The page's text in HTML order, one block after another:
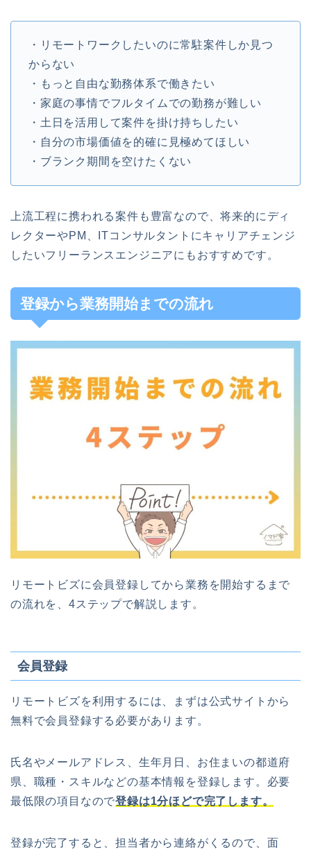
・リモートワークしたいのに常駐案件しか見つ
からない
・もっと自由な勤務体系で働きたい
・家庭の事情でフルタイムでの勤務が難しい
・土日を活用して案件を掛け持ちしたい
・自分の市場価値を的確に見極めてほしい
・ブランク期間を空けたくない
上流工程に携われる案件も豊富なので、将来的にディ
レクターやPM、ITコンサルタントにキャリアチェンジ
したいフリーランスエンジニアにもおすすめです。
登録から業務開始までの流れ
リモートビズに会員登録してから業務を開始するまで
の流れを、4ステップで解説します。
会員登録
リモートビズを利用するには、まずは公式サイトから
無料で会員登録する必要があります。
氏名やメールアドレス、生年月日、お住まいの都道府
県、職種・スキルなどの基本情報を登録します。必要
最低限の項目なので登録は1分ほどで完了します。
登録が完了すると、担当者から連絡がくるので、面